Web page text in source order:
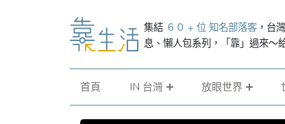
集結 ６０ + 位 知名部落客 ，台
息、懶人包系列，「靠」過來～
首頁 IN 台灣 放眼世界